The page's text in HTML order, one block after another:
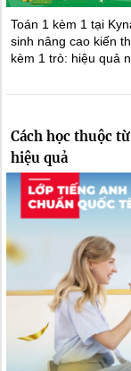
Toán 1 kèm 1 tại
sinh nâng cao kiến
kèm 1 trò: hiệu quả
Cách học thuộc
hiệu quả